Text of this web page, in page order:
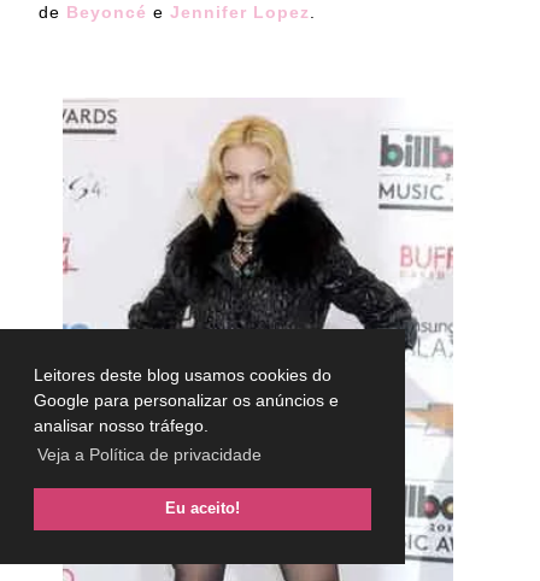
Leitores deste blog usamos cookies do
Google para personalizar os anúncios e
analisar nosso tráfego.
Veja a Política de privacidade
Eu aceito!
de Beyoncé e Jennifer Lopez